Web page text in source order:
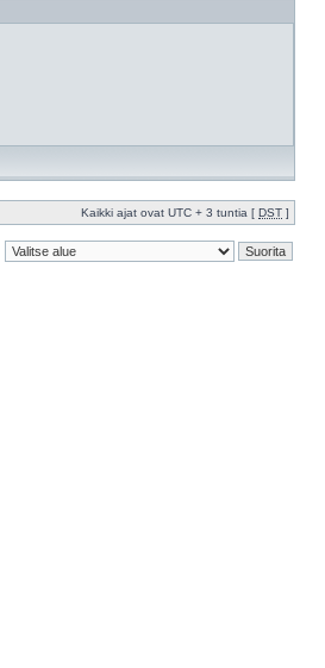
Kaikki ajat ovat UTC + 3 tuntia [ DST ]